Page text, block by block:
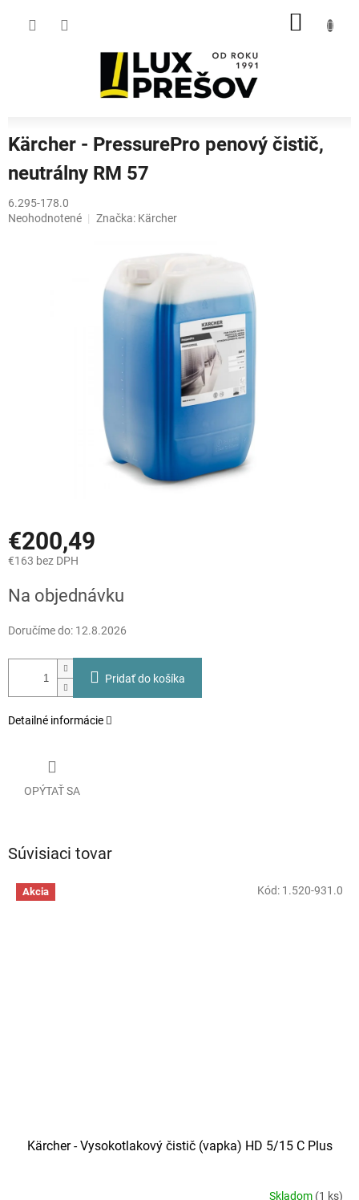
Kärcher - PressurePro penový čistič,
neutrálny RM 57
6.295-178.0
Priemerné
Neohodnotené Značka: Kärcher
€200,49
€163 bez DPH
cena:
Na objednávku
Doručíme do: 12.8.2026
Pridať do košíka
Detailné informácie
OPÝTAŤ SA
Súvisiaci tovar
Akcia
Kärcher - Vysokotlakový čistič (vapka) HD 5/15 C Plus
Skladom (1 ks)
Kód: 1.520-931.0